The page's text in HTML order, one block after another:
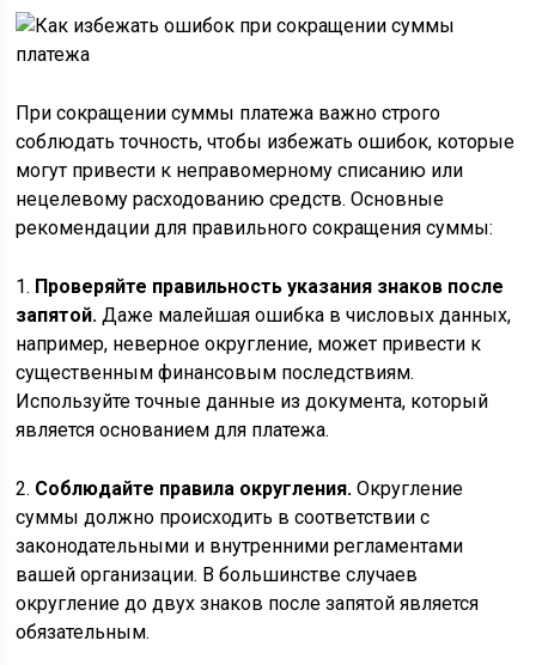
При сокращении суммы платежа важно строго
соблюдать точность, чтобы избежать ошибок, которые
могут привести к неправомерному списанию или
нецелевому расходованию средств. Основные
рекомендации для правильного сокращения суммы:
1. Проверяйте правильность указания знаков после
запятой. Даже малейшая ошибка в числовых данных,
например, неверное округление, может привести к
существенным финансовым последствиям.
Используйте точные данные из документа, который
является основанием для платежа.
2. Соблюдайте правила округления. Округление
суммы должно происходить в соответствии с
законодательными и внутренними регламентами
вашей организации. В большинстве случаев
округление до двух знаков после запятой является
обязательным.